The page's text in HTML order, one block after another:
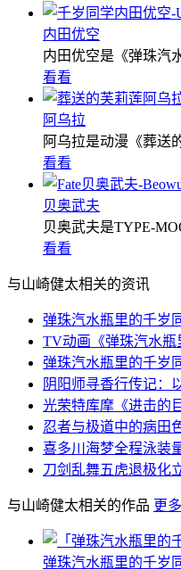
内田优空
内田优空是《弹珠汽
看看
阿乌拉
阿乌拉是动漫《葬送
看看
贝奥武夫
贝奥武夫是TYPE-
看看
与山崎健太相关的资讯
弹珠汽水瓶里的千岁
TV动画《弹珠汽水瓶
弹珠汽水瓶里的千岁
阴阳师寻香行传记：
光荣特库摩《进击的
忍者与极道中的病田
喜多川海梦全程泳装
刀剑乱舞五虎退极化
与山崎健太相关的作品 更
弹珠汽水瓶里的千岁